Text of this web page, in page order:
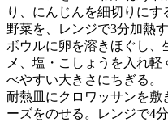
り、にんじんを細切りにす
野菜を、レンジで3分加熱す
ボウルに卵を溶きほぐし、
メ、塩・こしょうを入れ
べやすい大きさにちぎる。
耐熱皿にクロワッサンを敷
ーズをのせる。レンジで4